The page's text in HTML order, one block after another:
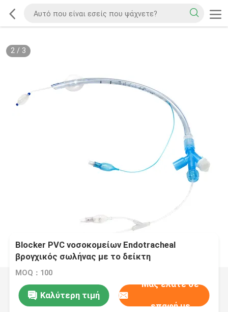
2/ 3
Blocker PVC νοσοκομείων Endotracheal
βρογχικός σωλήνας με το δείκτη
MOQ：100
Καλύτερη τιμή
Μας ελάτε σε
επαφή με